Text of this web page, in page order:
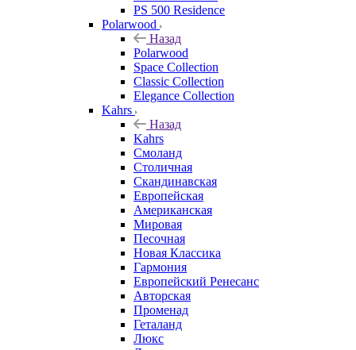
PS 500 Residence
Polarwood
Назад
Polarwood
Space Collection
Classic Collection
Elegance Collection
Kahrs
Назад
Kahrs
Смоланд
Столичная
Скандинавская
Европейская
Американская
Мировая
Песочная
Новая Классика
Гармония
Европейский Ренесанс
Авторская
Променад
Геталанд
Люкс